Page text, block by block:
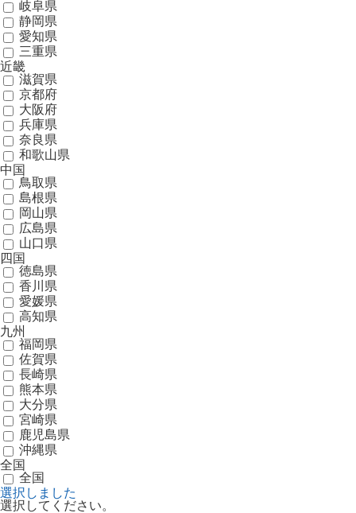
岐阜県
静岡県
愛知県
三重県
近畿
滋賀県
京都府
大阪府
兵庫県
奈良県
和歌山県
中国
鳥取県
島根県
岡山県
広島県
山口県
四国
徳島県
香川県
愛媛県
高知県
九州
福岡県
佐賀県
長崎県
熊本県
大分県
宮崎県
鹿児島県
沖縄県
全国
全国
選択しました
選択してください。